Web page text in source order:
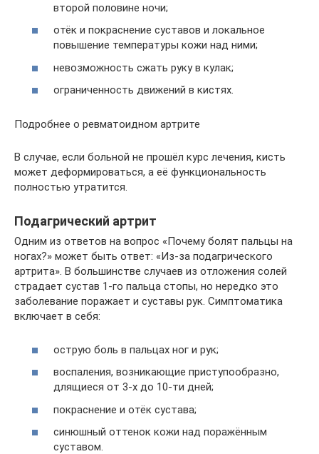
второй половине ночи;
отёк и покраснение суставов и локальное
повышение температуры кожи над ними;
невозможность сжать руку в кулак;
ограниченность движений в кистях.
Подробнее о ревматоидном артрите
В случае, если больной не прошёл курс лечения, кисть
может деформироваться, а её функциональность
полностью утратится.
Подагрический артрит
Одним из ответов на вопрос «Почему болят пальцы на
ногах?» может быть ответ: «Из-за подагрического
артрита». В большинстве случаев из отложения солей
страдает сустав 1-го пальца стопы, но нередко это
заболевание поражает и суставы рук. Симптоматика
включает в себя:
острую боль в пальцах ног и рук;
воспаления, возникающие приступообразно,
длящиеся от 3-х до 10-ти дней;
покраснение и отёк сустава;
синюшный оттенок кожи над поражённым
суставом.